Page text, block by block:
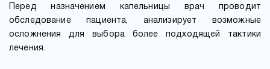
Перед назначением капельницы врач проводит
обследование пациента, анализирует возможные
осложнения для выбора более подходящей тактики
лечения.